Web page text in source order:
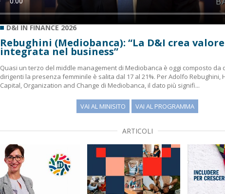
D&I IN FINANCE 2026
Rebughini (Mediobanca): “La D&I crea
integrata nel business”
Quasi un terzo del middle management di Mediobanca è oggi composto da
dirigenti la presenza femminile è salita dal 17 al 21%. Per Adolfo Rebughini,
Capital, Organization and Change di Mediobanca, il dato più signifi...
VAI AL MINISITO VAI AL PROGRAMMA
ARTICOLI